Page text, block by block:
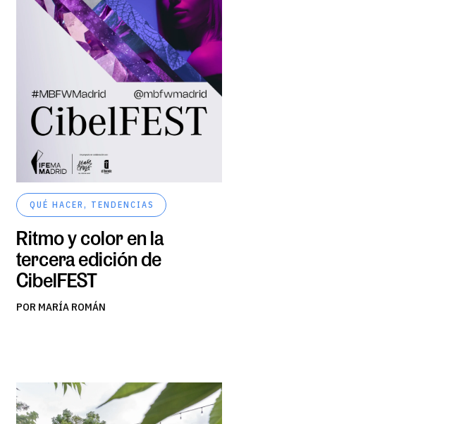
QUÉ HACER, TENDENCIAS
Ritmo y color en la
tercera edición de
CibelFEST
POR MARÍA ROMÁN